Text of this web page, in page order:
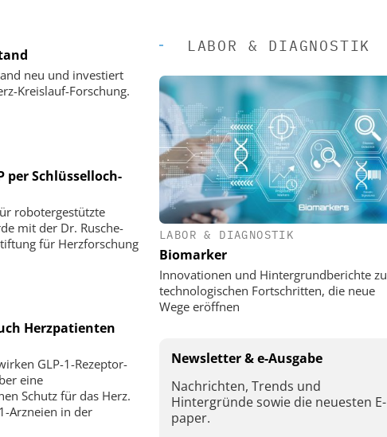
neu und investiert
Kreislauf-Forschung.
per Schlüsselloch-
robotergestützte
mit der Dr. Rusche-
für Herzforschung
Herzpatienten
GLP-1-Rezeptor-
eine
Schutz für das Herz.
Arzneien in der
LABOR & DIAGNOSTIK
LABOR & DIAGNOSTIK
Biomarker
Innovationen und Hintergrundberichte zu
technologischen Fortschritten, die neue
Wege eröffnen
Newsletter & e-Ausgabe
Nachrichten, Trends und
Hintergründe sowie die neuesten E-
paper.